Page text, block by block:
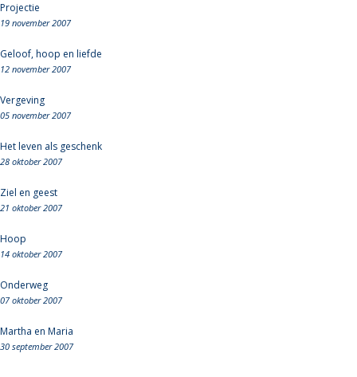
Projectie
19 november 2007
Geloof, hoop en liefde
12 november 2007
Vergeving
05 november 2007
Het leven als geschenk
28 oktober 2007
Ziel en geest
21 oktober 2007
Hoop
14 oktober 2007
Onderweg
07 oktober 2007
Martha en Maria
30 september 2007